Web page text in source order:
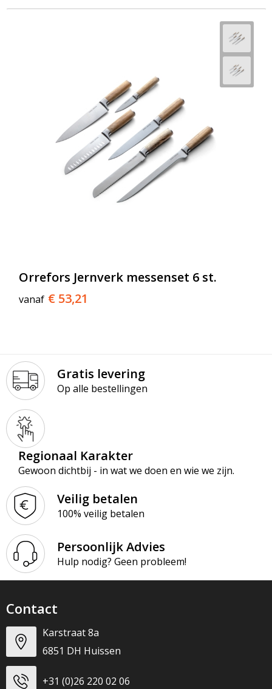
Orrefors Jernverk messenset 6 st.
vanaf € 53,21
Gratis levering
Op alle bestellingen
Regionaal Karakter
Gewoon dichtbij - in wat we doen en wie we zijn.
Veilig betalen
100% veilig betalen
Persoonlijk Advies
Hulp nodig? Geen probleem!
Contact
Karstraat 8a
6851 DH Huissen
+31 (0)26 220 02 06